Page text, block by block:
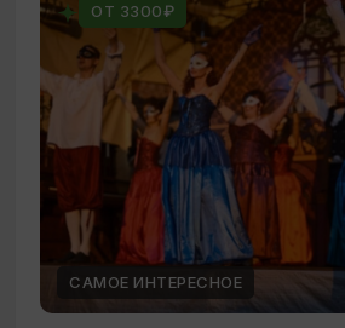
ОТ 3300₽
САМОЕ ИНТЕРЕСНОЕ